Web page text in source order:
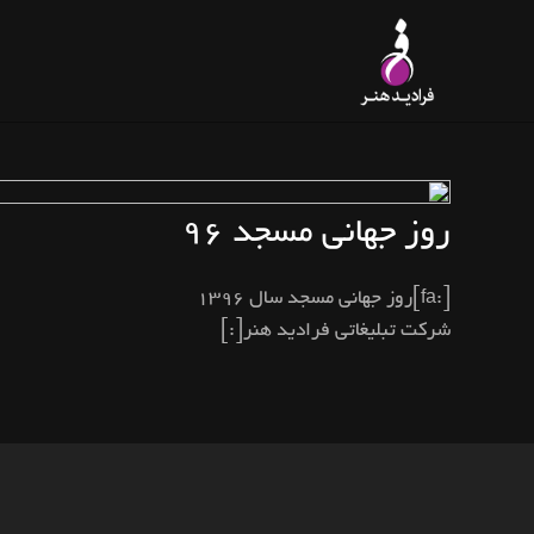
روز جهانی مسجد ۹۶
[:fa]روز جهانی مسجد سال ۱۳۹۶
شرکت تبلیغاتی فرادید هنر[:]